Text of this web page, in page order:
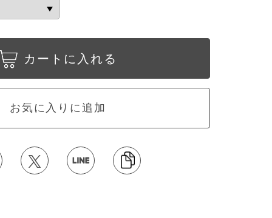
カートに入れる
お気に入りに追加